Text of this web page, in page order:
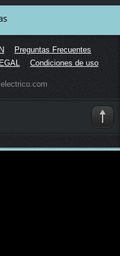
Preguntas Frecuentes
Condiciones de uso